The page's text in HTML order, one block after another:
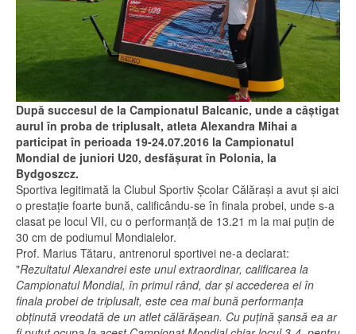
După succesul de la Campionatul Balcanic, unde a câştigat
aurul în proba de triplusalt, atleta Alexandra Mihai a
participat în perioada 19-24.07.2016 la Campionatul
Mondial de juniori U20, desfăşurat în Polonia, la
Bydgoszcz.
Sportiva legitimată la Clubul Sportiv Şcolar Călăraşi a avut şi aici
o prestaţie foarte bună, calificându-se în finala probei, unde s-a
clasat pe locul VII, cu o performanţă de 13.21 m la mai puţin de
30 cm de podiumul Mondialelor.
Prof. Marius Tătaru, antrenorul sportivei ne-a declarat:
"Rezultatul Alexandrei este unul extraordinar, calificarea la
Campionatul Mondial, în primul rând, dar şi accederea ei în
finala probei de triplusalt, este cea mai bună performanţa
obţinută vreodată de un atlet călărăşean. Cu puţină şansă ea ar